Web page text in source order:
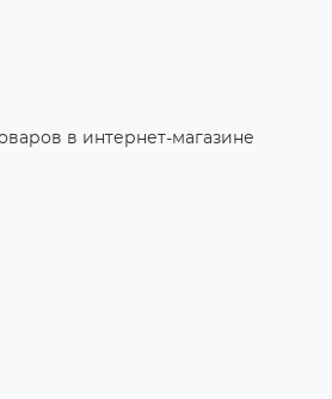
в интернет-магазине